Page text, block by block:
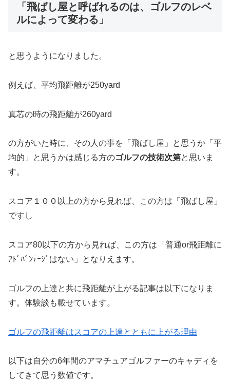
「飛ばし屋と呼ばれるのは、ゴルフのレベ
ルによって変わる」
と思うようになりました。
例えば、平均飛距離が250yard
真芯の時の飛距離が260yard
の方がいた時に、その人の事を「飛ばし屋」と思うか「平
均的」と思うかは感じる方のゴルフの技術次第と思いま
す。
スコア１００以上の方から見れば、この方は「飛ばし屋」
ですし
スコア80以下の方から見れば、この方は「普通or飛距離に
ｱﾄﾞﾊﾞﾝﾃｰｼﾞはない」となりえます。
ゴルフの上達と共に飛距離が上がる記事は以下になりま
す。体験談も載せています。
ゴルフの飛距離はスコアの上達とともに上がる理由
以下は自分の6年間のアマチュアゴルファーのキャディを
してきて思う数値です。